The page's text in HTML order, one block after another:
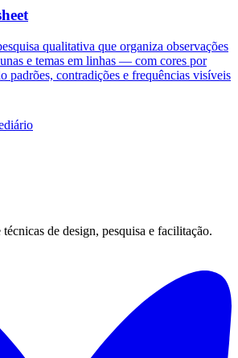
qualitativa que organiza observações
e temas em linhas — com cores por
padrões, contradições e frequências visíveis
de design, pesquisa e facilitação.